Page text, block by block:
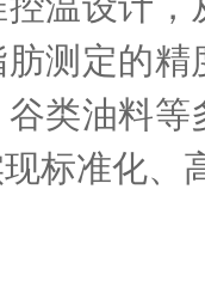
测定的
类油料
标准化、